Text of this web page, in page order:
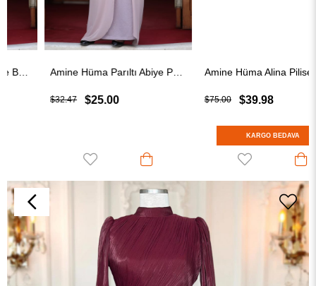
Amine Hüma Parıltı Abiye Pudra
$25.00
Amine Hüma Alina Piliseli Tesettür Abiye İndigo
$39.98
KARGO BEDAVA